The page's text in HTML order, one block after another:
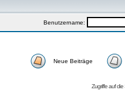
Benutzername:
Neue Beiträge
Zugriffe auf